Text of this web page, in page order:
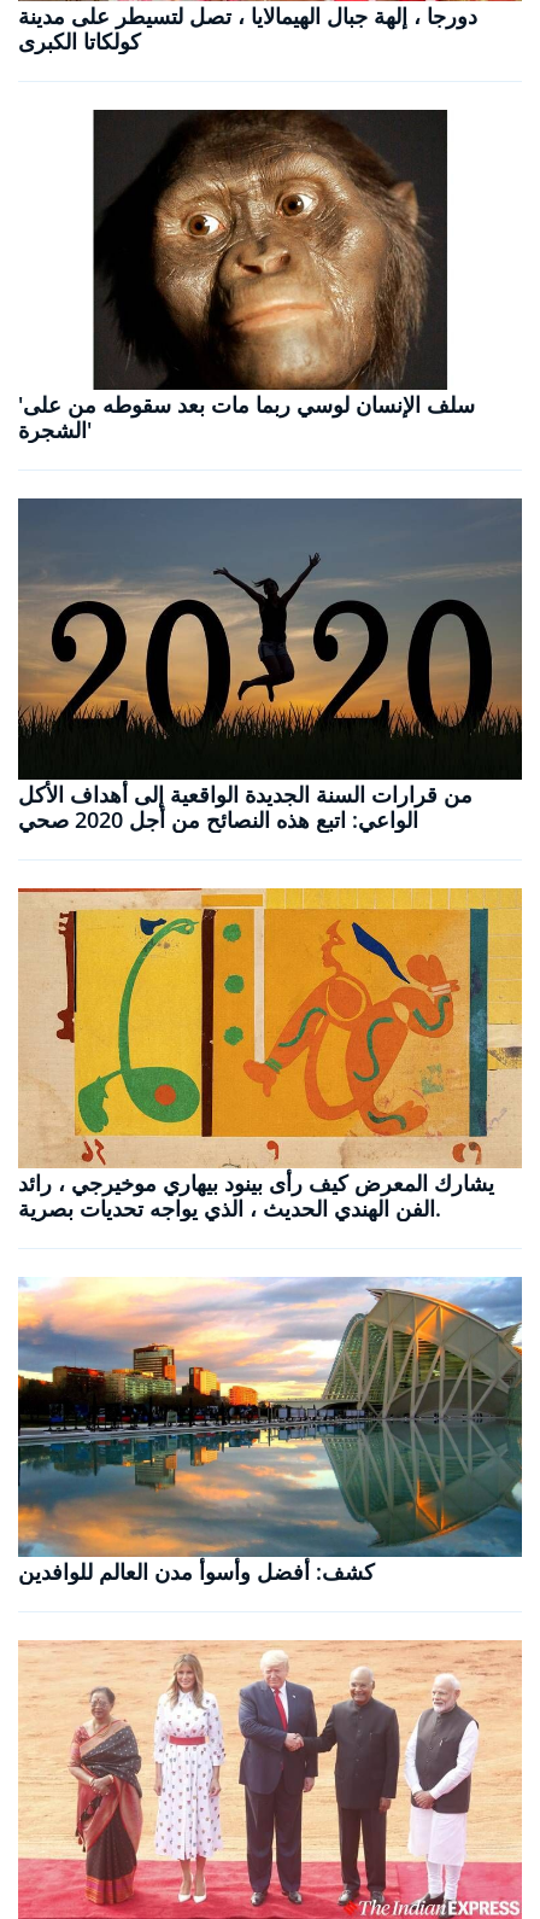
دورجا ، إلهة جبال الهيمالايا ، تصل لتسيطر على مدينة
كولكاتا الكبرى
'سلف الإنسان لوسي ربما مات بعد سقوطه من على
الشجرة'
من قرارات السنة الجديدة الواقعية إلى أهداف الأكل
الواعي: اتبع هذه النصائح من أجل 2020 صحي
يشارك المعرض كيف رأى بينود بيهاري موخيرجي ، رائد
الفن الهندي الحديث ، الذي يواجه تحديات بصرية.
كشف: أفضل وأسوأ مدن العالم للوافدين